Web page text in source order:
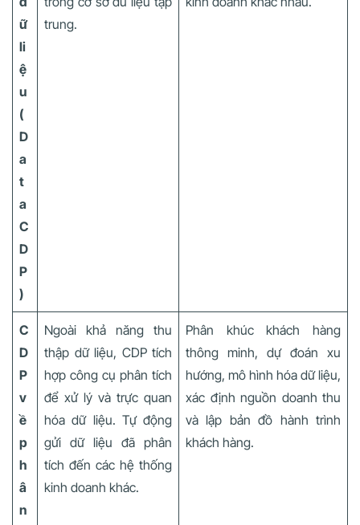
ữ
li
ệ
u
(
D
a
t
a
C
D
P
)
trung.
C
D
P
v
ề
p
h
â
n
Ngoài khả năng thu
thập dữ liệu, CDP tích
hợp công cụ phân tích
để xử lý và trực quan
hóa dữ liệu. Tự động
gửi dữ liệu đã phân
tích đến các hệ thống
kinh doanh khác.
Phân khúc khách hàng
thông minh, dự đoán xu
hướng, mô hình hóa dữ liệu,
xác định nguồn doanh thu
và lập bản đồ hành trình
khách hàng.